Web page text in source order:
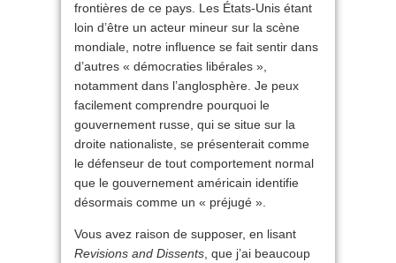
frontières de ce pays. Les États-Unis étant
loin d’être un acteur mineur sur la scène
mondiale, notre influence se fait sentir dans
d’autres « démocraties libérales »,
notamment dans l’anglosphère. Je peux
facilement comprendre pourquoi le
gouvernement russe, qui se situe sur la
droite nationaliste, se présenterait comme
le défenseur de tout comportement normal
que le gouvernement américain identifie
désormais comme un « préjugé ».
Vous avez raison de supposer, en lisant
Revisions and Dissents , que j’ai beaucoup